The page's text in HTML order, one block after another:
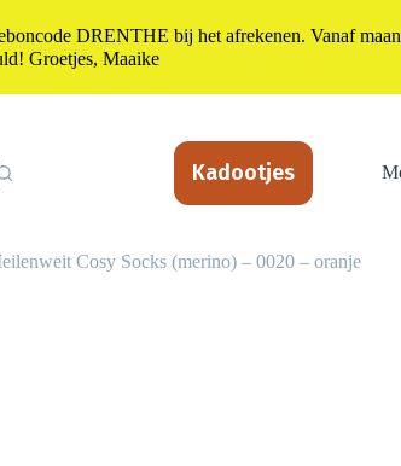
Kadootjes
Cosy Socks (merino) – 0020 – oranje
DRENTHE bij het afrekenen. Vanaf
Groetjes, Maaike